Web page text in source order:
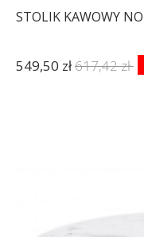
STOLIK KAWOWY
549,50 zł617,42 zł